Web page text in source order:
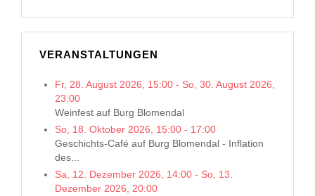
VERANSTALTUNGEN
Fr, 28. August 2026 15:00 - So, 30. August 2026
23:00
Weinfest auf Burg Blomendal
So, 18. Oktober 2026
15:00 - 17:00
Geschichts-Café auf Burg Blomendal - Inflation
des...
Sa, 12. Dezember 2026, 14:00 - So, 13.
Dezember 2026,20:00